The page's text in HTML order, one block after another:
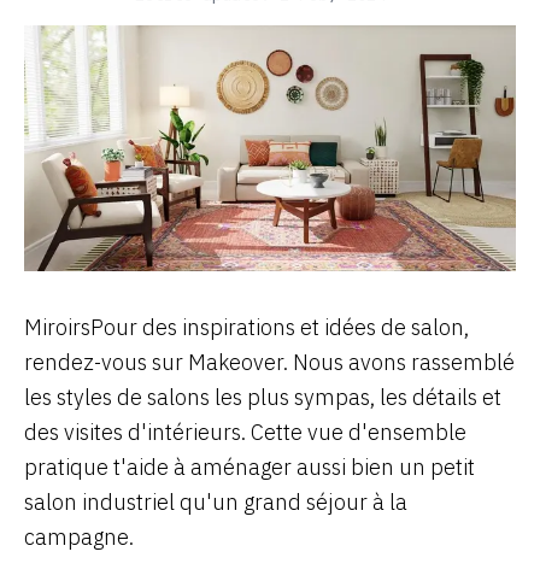
MiroirsPour des inspirations et idées de salon,
rendez-vous sur Makeover. Nous avons rassemblé
les styles de salons les plus sympas, les détails et
des visites d'intérieurs. Cette vue d'ensemble
pratique t'aide à aménager aussi bien un petit
salon industriel qu'un grand séjour à la
campagne.